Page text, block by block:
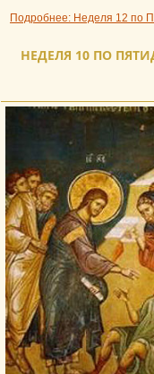
Подробнее: Неделя 12 по
НЕДЕЛЯ 10 ПО